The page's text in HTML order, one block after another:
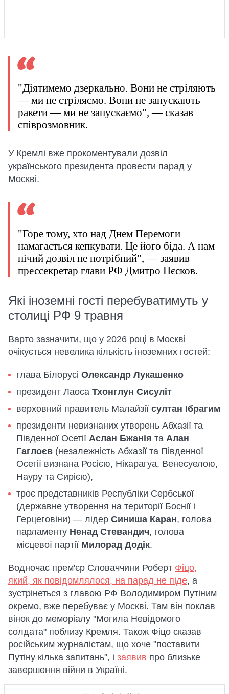
"Діятимемо дзеркально. Вони не стріляють
— ми не стріляємо. Вони не запускають
ракети — ми не запускаємо", — сказав
співрозмовник.
У Кремлі вже прокоментували дозвіл
українського президента провести парад у
Москві.
"Горе тому, хто над Днем Перемоги
намагається кепкувати. Це його біда. А нам
нічий дозвіл не потрібний", — заявив
прессекретар глави РФ Дмитро Пєсков.
Які іноземні гості перебуватимуть у
столиці РФ 9 травня
Варто зазначити, що у 2026 році в Москві
очікується невелика кількість іноземних гостей:
глава Білорусі Олександр Лукашенко
президент Лаоса Тхонглун Сисуліт
верховний правитель Малайзії султан Ібрагим
президенти невизнаних утворень Абхазії та
Південної Осетії Аслан Бжанія та Алан
Гаглоєв (незалежність Абхазії та Південної
Осетії визнана Росією, Нікарагуа, Венесуелою,
Науру та Сирією),
троє представників Республіки Сербської
(державне утворення на території Боснії і
Герцеговіни) — лідер Синиша Каран, голова
парламенту Ненад Стевандич, голова
місцевої партії Милорад Додік.
Водночас прем'єр Словаччини Роберт Фіцо,
який, як повідомлялося, на парад не піде, а
зустрінеться з главою РФ Володимиром Путіним
окремо, вже перебуває у Москві. Там він поклав
вінок до меморіалу "Могила Невідомого
солдата" поблизу Кремля. Також Фіцо сказав
російським журналістам, що хоче "поставити
Путіну кілька запитань", і заявив про близьке
завершення війни в Україні.